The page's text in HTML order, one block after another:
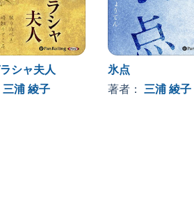
いて退職。
い、
シャ夫人
三浦 綾子
氷点
著者： 三浦 綾子